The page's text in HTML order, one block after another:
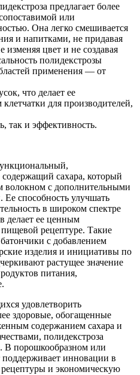
предлагает более
или
Она легко смешивается
и напитками, не придавая
цвет и не создавая
полидекстрозы
применения — от
что делает ее
для производителей,
так и эффективность.
сахара, который
с дополнительными
способность улучшать
в широком спектре
делает ее ценным
рецептуре. Такие
с добавлением
изделия и инициативы по
растущее значение
питания,
удовлетворить
здоровые, обогащенные
содержанием сахара и
полидекстроза
В порошкообразном или
инновации в
рецептуры и экономическую